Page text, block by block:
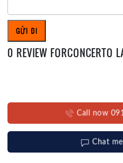
0 REVIEW FORCONCERTO
Call now
Chat